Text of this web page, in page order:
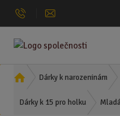
Ú
o
Dárky k narozeninám
Dárky k 15 pro holku